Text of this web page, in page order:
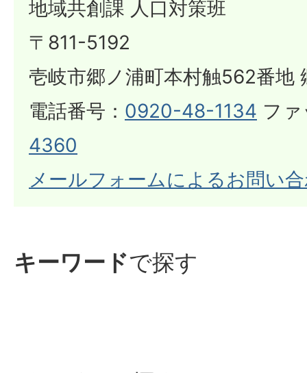
地域共創課 人口対策班
​​​​​​​〒811-5192
壱岐市郷ノ浦町本村触562番地
電話番号： 0920-48-1134 フ
4360
メールフォームによるお問い
キーワードで探す